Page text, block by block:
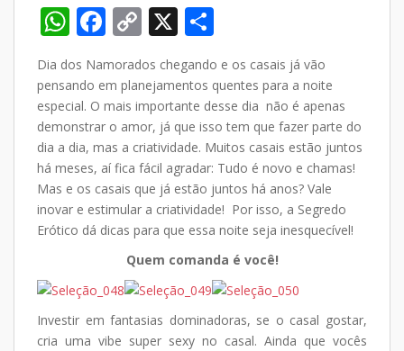
W
h
at
s
A
p
p
F
ac
e
b
o
o
k
C
o
p
y
Li
n
k
X
ar
e
Dia dos Namorados chegando e os casais já vão
pensando em planejamentos quentes para a noite
especial. O mais importante desse dia não é apenas
demonstrar o amor, já que isso tem que fazer parte do
dia a dia, mas a criatividade. Muitos casais estão juntos
há meses, aí fica fácil agradar: Tudo é novo e chamas!
Mas e os casais que já estão juntos há anos? Vale
inovar e estimular a criatividade! Por isso, a Segredo
Erótico dá dicas para que essa noite seja inesquecível!
Quem comanda é você!
Investir em fantasias dominadoras, se o casal gostar,
cria uma vibe super sexy no casal. Ainda que vocês